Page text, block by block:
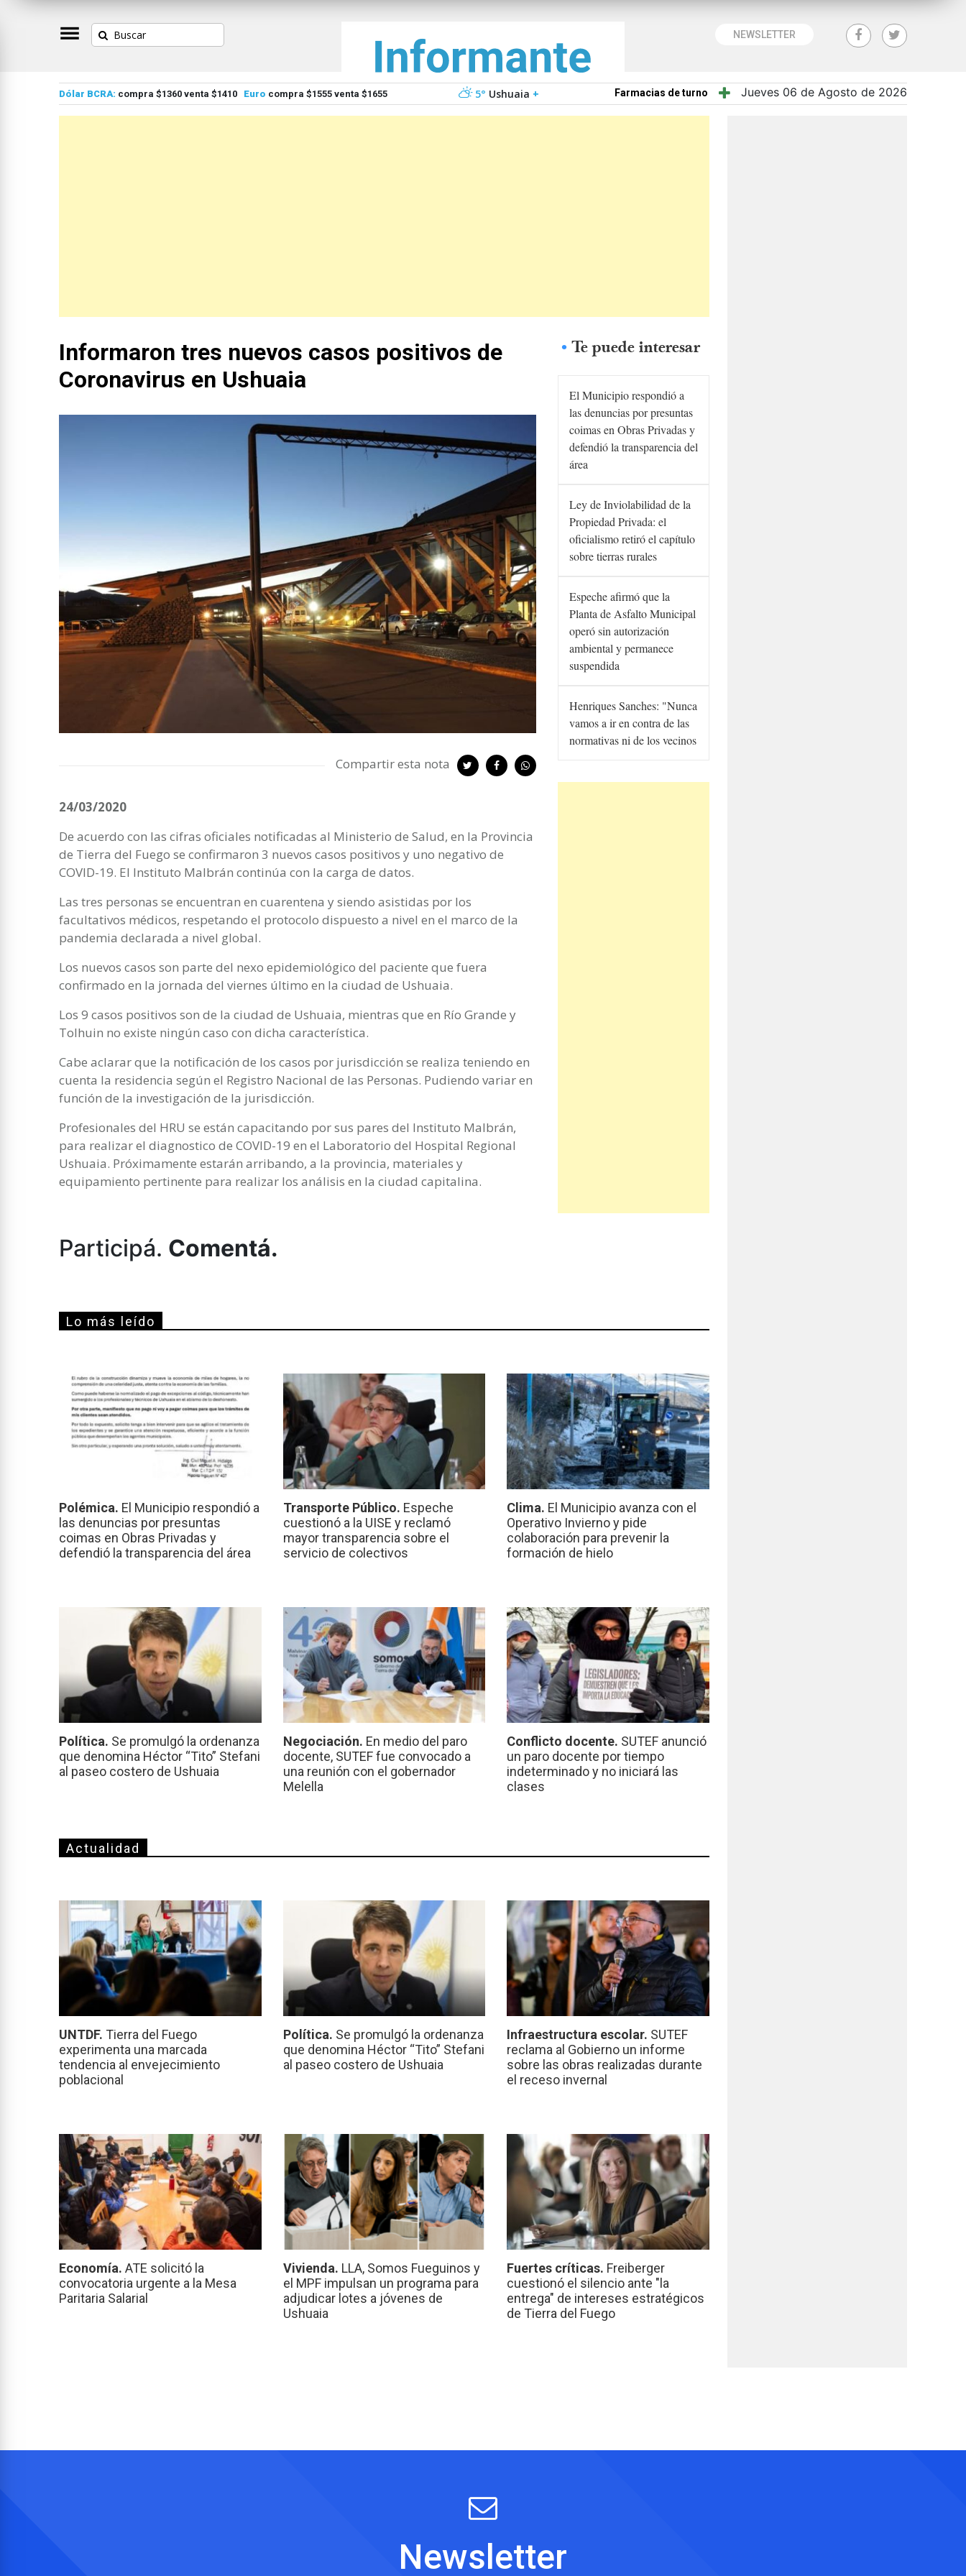
NEWSLETTER
Dólar BCRA: compra $1360 venta $1410 Euro compra $1555 venta $1655 5° Ushuaia + Farmacias de turno Jueves 06 de Agosto de 2026
Informaron tres nuevos casos positivos de
Coronavirus en Ushuaia
Compartir esta nota
24/03/2020
De acuerdo con las cifras oficiales notificadas al Ministerio de Salud, en la Provincia
de Tierra del Fuego se confirmaron 3 nuevos casos positivos y uno negativo de
COVID-19. El Instituto Malbrán continúa con la carga de datos.
Las tres personas se encuentran en cuarentena y siendo asistidas por los
facultativos médicos, respetando el protocolo dispuesto a nivel en el marco de la
pandemia declarada a nivel global.
Los nuevos casos son parte del nexo epidemiológico del paciente que fuera
confirmado en la jornada del viernes último en la ciudad de Ushuaia.
Los 9 casos positivos son de la ciudad de Ushuaia, mientras que en Río Grande y
Tolhuin no existe ningún caso con dicha característica.
Cabe aclarar que la notificación de los casos por jurisdicción se realiza teniendo en
cuenta la residencia según el Registro Nacional de las Personas. Pudiendo variar en
función de la investigación de la jurisdicción.
Profesionales del HRU se están capacitando por sus pares del Instituto Malbrán,
para realizar el diagnostico de COVID-19 en el Laboratorio del Hospital Regional
Ushuaia. Próximamente estarán arribando, a la provincia, materiales y
equipamiento pertinente para realizar los análisis en la ciudad capitalina.
Te puede interesar
El Municipio respondió a
las denuncias por presuntas
coimas en Obras Privadas y
defendió la transparencia del
área
Ley de Inviolabilidad de la
Propiedad Privada: el
oficialismo retiró el capítulo
sobre tierras rurales
Espeche afirmó que la
Planta de Asfalto Municipal
operó sin autorización
ambiental y permanece
suspendida
Henriques Sanches: "Nunca
vamos a ir en contra de las
normativas ni de los vecinos
Participá. Comentá.
Lo más leído
Polémica. El Municipio respondió a
las denuncias por presuntas
coimas en Obras Privadas y
defendió la transparencia del área
Transporte Público. Espeche
cuestionó a la UISE y reclamó
mayor transparencia sobre el
servicio de colectivos
Clima. El Municipio avanza con el
Operativo Invierno y pide
colaboración para prevenir la
formación de hielo
Política. Se promulgó la ordenanza
que denomina Héctor “Tito” Stefani
al paseo costero de Ushuaia
Negociación. En medio del paro
docente, SUTEF fue convocado a
una reunión con el gobernador
Melella
Conflicto docente. SUTEF anunció
un paro docente por tiempo
indeterminado y no iniciará las
clases
Actualidad
UNTDF. Tierra del Fuego
experimenta una marcada
tendencia al envejecimiento
poblacional
Política. Se promulgó la ordenanza
que denomina Héctor “Tito” Stefani
al paseo costero de Ushuaia
Infraestructura escolar. SUTEF
reclama al Gobierno un informe
sobre las obras realizadas durante
el receso invernal
Economía. ATE solicitó la
convocatoria urgente a la Mesa
Paritaria Salarial
Vivienda. LLA, Somos Fueguinos y
el MPF impulsan un programa para
adjudicar lotes a jóvenes de
Ushuaia
Fuertes críticas. Freiberger
cuestionó el silencio ante "la
entrega" de intereses estratégicos
de Tierra del Fuego
Newsletter